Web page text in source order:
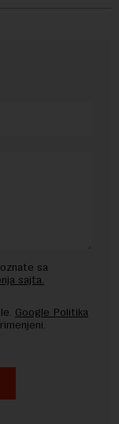
sa
sajta.
Google Politika